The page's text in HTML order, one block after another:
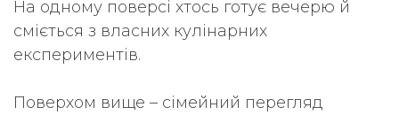
На одному поверсі хтось готує вечерю й
сміється з власних кулінарних
експериментів.
Поверхом вище – сімейний перегляд